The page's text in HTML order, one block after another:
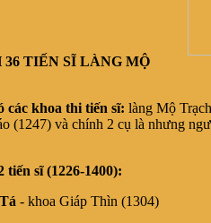
TIẾN SĨ LÀNG MỘ
các khoa thi tiến sĩ: làng Mộ
(1247) và chính 2 cụ là nhưng
sĩ (1226-1400):
- khoa Giáp Thìn (1304)